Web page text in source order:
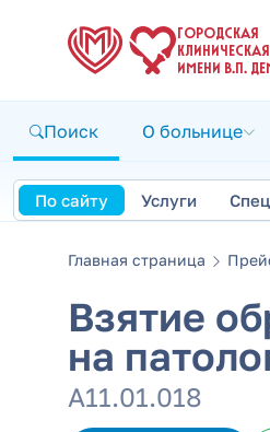
ГОРОДСКАЯ
ИМЕНИ В.П.
Поиск О больнице
По сайту Услуги
Главная страница
Взятие
на
А11.01.018